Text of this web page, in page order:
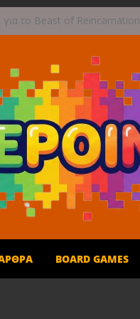
το Beast of Reincarnation
το Wild Blue Skies αυτό το
την οικογένεια!
Moon
BOARD GAMES